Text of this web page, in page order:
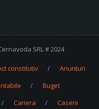
SRL # 2024
constitutiv
Anunturi
Buget
Cariera
Caserii